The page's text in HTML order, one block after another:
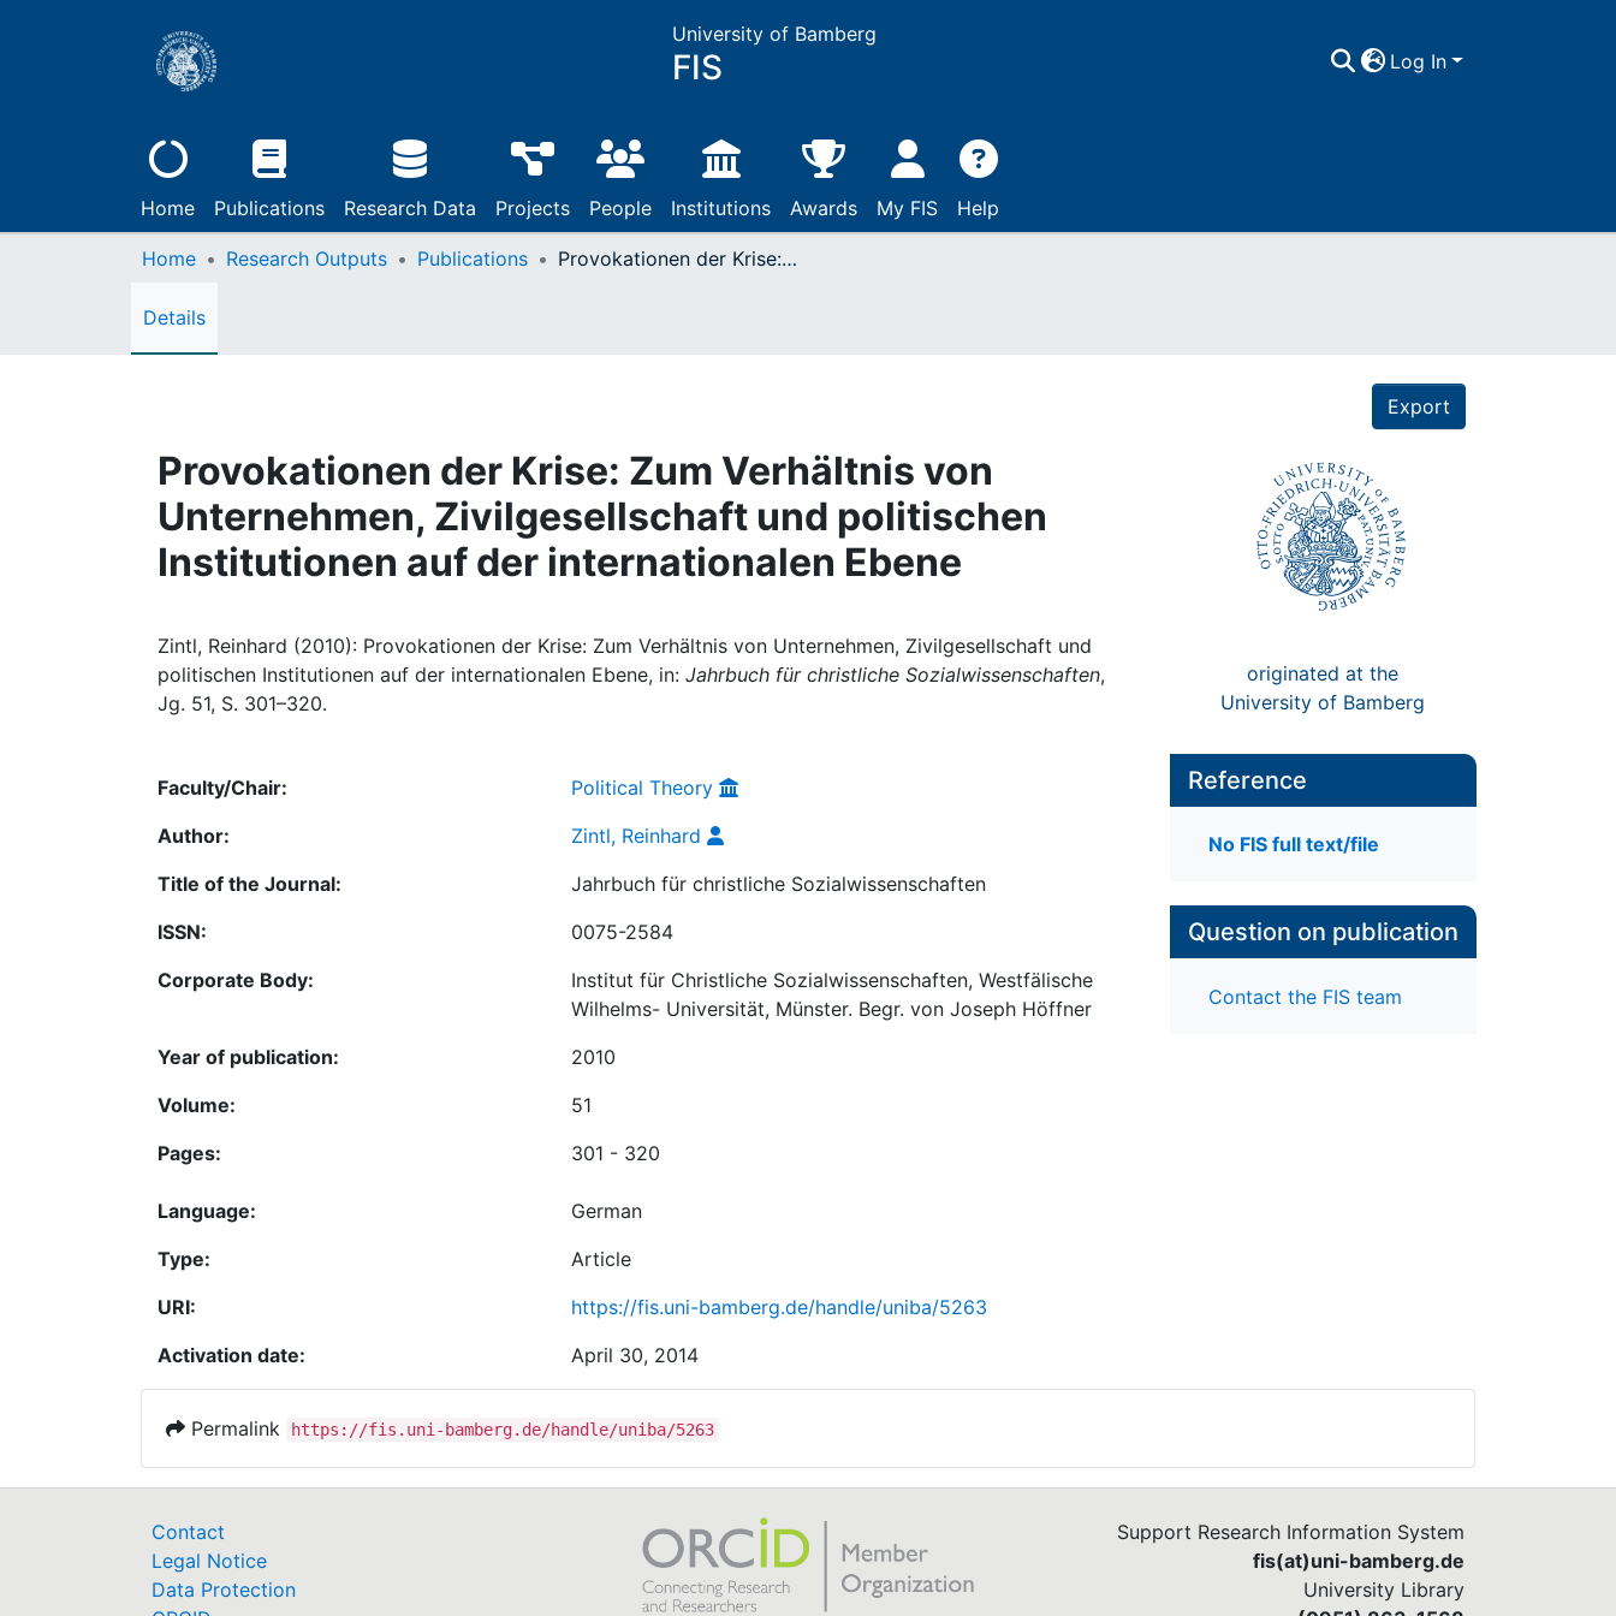
University of Bamberg
FIS Log In
Home Publications Research Data Projects People Institutions Awards My FIS Help
Home Research Outputs Publications Provokationen der Krise: Zum Verhältnis von Unternehmen, Zivilgesellschaft und politischen Institutionen auf der internationalen Ebene
Details
Export
Provokationen der Krise: Zum Verhältnis von
Unternehmen, Zivilgesellschaft und politischen
Institutionen auf der internationalen Ebene
Zintl, Reinhard (2010): Provokationen der Krise: Zum Verhältnis von Unternehmen, Zivilgesellschaft und
politischen Institutionen auf der internationalen Ebene, in: Jahrbuch für christliche Sozialwissenschaften,
Jg. 51, S. 301–320.
originated at the
University of Bamberg
Faculty/Chair:
Political Theory
Author:
Zintl, Reinhard
Title of the Journal:
Jahrbuch für christliche Sozialwissenschaften
ISSN:
0075-2584
Corporate Body:
Institut für Christliche Sozialwissenschaften, Westfälische
Wilhelms- Universität, Münster. Begr. von Joseph Höffner
Year of publication:
2010
Volume:
51
Pages:
301 - 320
Language:
German
Type:
Article
URI:
https://fis.uni-bamberg.de/handle/uniba/5263
Activation date:
April 30, 2014
Reference
No FIS full text/file
Question on publication
Contact the FIS team
Permalink https://fis.uni-bamberg.de/handle/uniba/5263
Contact
Legal Notice
Data Protection
Support Research Information System
fis(at)uni-bamberg.de
University Library